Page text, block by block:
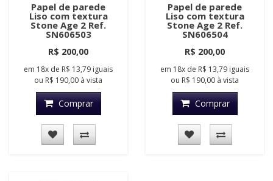
Papel de parede
Liso com textura
Stone Age 2 Ref.
SN606503
R$ 200,00
em 18x de R$ 13,79 iguais
ou R$ 190,00 à vista
Comprar
Papel de parede
Liso com textura
Stone Age 2 Ref.
SN606504
R$ 200,00
em 18x de R$ 13,79 iguais
ou R$ 190,00 à vista
Comprar